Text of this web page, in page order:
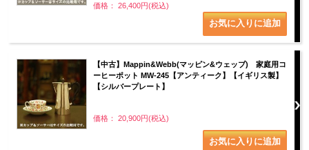
価格： 26,400円(税込)
【中古】Mappin&Webb(マッピン&ウェッブ) 家庭用コ
ーヒーポット MW-245【アンティーク】【イギリス製】
【シルバープレート】
価格： 20,900円(税込)